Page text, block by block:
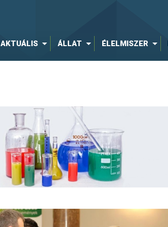
AKTUÁLIS ÁLLAT ÉLELMISZER